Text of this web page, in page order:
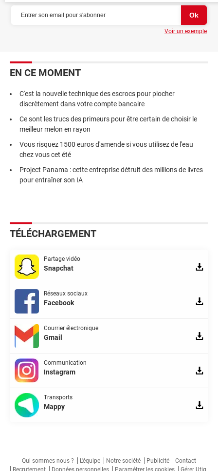
Voir un exemple
EN CE MOMENT
C'est la nouvelle technique des escrocs pour piocher
discrètement dans votre compte bancaire
Ce sont les trucs des primeurs pour être certain de choisir le
meilleur melon en rayon
Vous risquez 1500 euros d'amende si vous utilisez de l'eau
chez vous cet été
Project Panama : cette entreprise détruit des millions de livres
pour entraîner son IA
TÉLÉCHARGEMENT
Partage vidéo
Snapchat
Réseaux sociaux
Facebook
Courrier électronique
Gmail
Communication
Instagram
Transports
Mappy
Qui sommes-nous ? L'équipe Notre société Publicité
Contact
Recrutement
Données personnelles Paramétrer les cookies Gérer Utiq